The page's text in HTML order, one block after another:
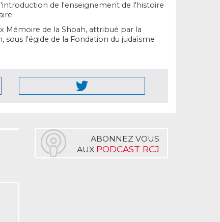
de l'enseignement de l'histoire
Mémoire de la Shoah, attribué par la
sous l'égide de la Fondation du judaïsme
ABONNEZ VOUS
AUX PODCAST RCJ